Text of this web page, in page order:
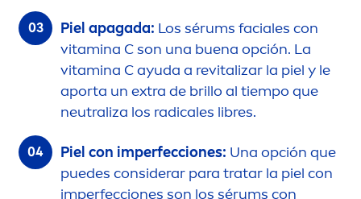
Piel apagada: Los sérums faciales con
vitamina C son una buena opción. La
vitamina C ayuda a revitalizar la piel y le
aporta un extra de brillo al tiempo que
neutraliza los radicales libres.
Piel con imperfecciones: Una opción que
puedes considerar para tratar la piel con
imperfecciones son los sérums con